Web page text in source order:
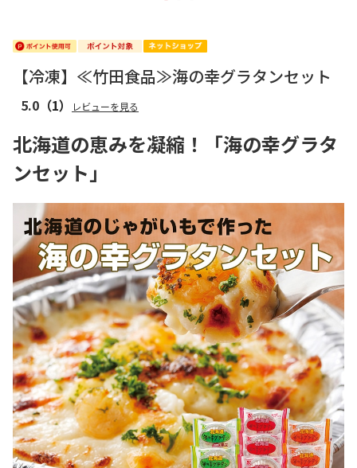
1 2 3
【冷凍】≪竹田食品≫海の幸グラタンセット
5.0 （1） レビューを見る
北海道の恵みを凝縮！「海の幸グラタ
ンセット」